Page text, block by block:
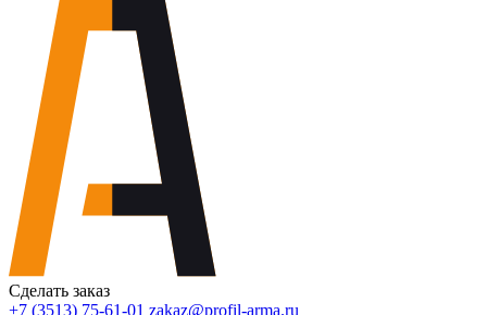
Сделать заказ
+7 (3513) 75-61-01 zakaz@profil-arma.ru